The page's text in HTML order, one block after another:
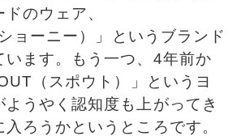
のウェア、
ョーニー）」というブランド
います。もう一つ、4年前か
（スポウト）」というヨ
ようやく認知度も上がってき
ろうかというところです。